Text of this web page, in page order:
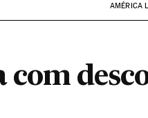
AMÉRICA
com